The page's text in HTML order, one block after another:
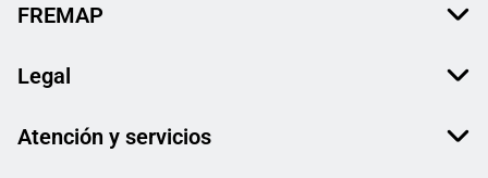
FREMAP
Legal
Atención y servicios